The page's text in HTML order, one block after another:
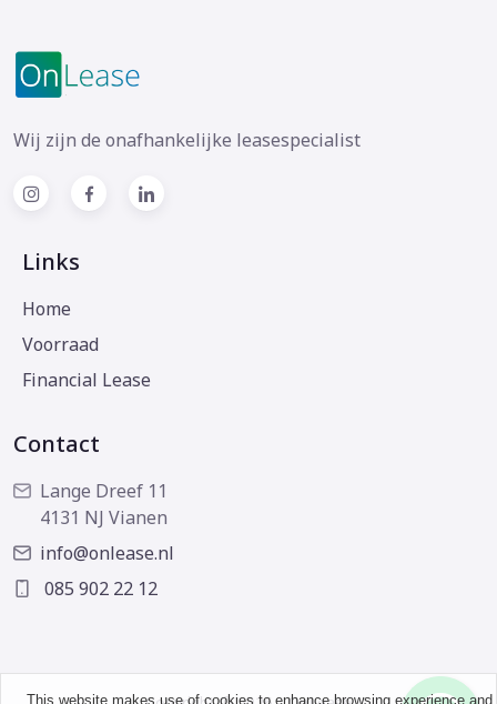
Wij zijn de onafhankelijke leasespecialist
Links
Home
Voorraad
Financial Lease
Contact
Lange Dreef 11
4131 NJ Vianen
info@onlease.nl
085 902 22 12
This website makes use of cookies to enhance browsing experience and